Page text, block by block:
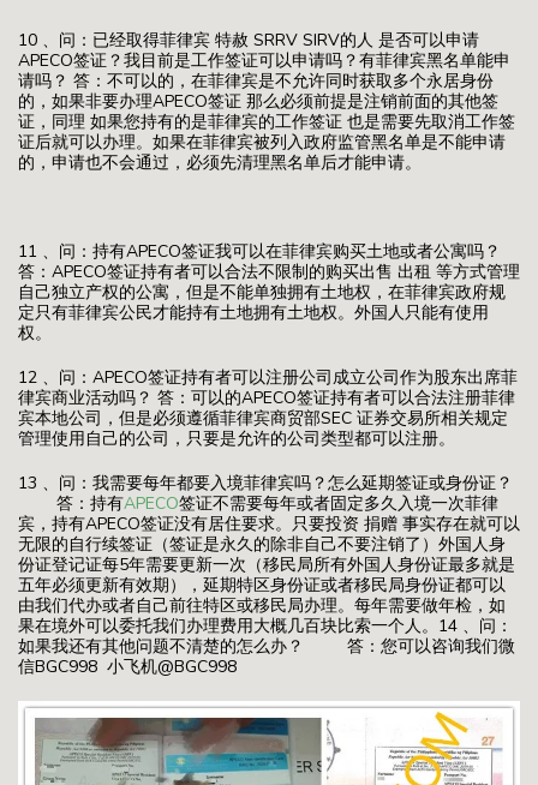
10 、问：已经取得菲律宾 特赦 SRRV SIRV的人 是否可以申请
APECO签证？我目前是工作签证可以申请吗？有菲律宾黑名单能申
请吗？ 答：不可以的，在菲律宾是不允许同时获取多个永居身份
的，如果非要办理APECO签证 那么必须前提是注销前面的其他签
证，同理 如果您持有的是菲律宾的工作签证 也是需要先取消工作签
证后就可以办理。如果在菲律宾被列入政府监管黑名单是不能申请
的，申请也不会通过，必须先清理黑名单后才能申请。
11 、问：持有APECO签证我可以在菲律宾购买土地或者公寓吗？
答：APECO签证持有者可以合法不限制的购买出售 出租 等方式管理
自己独立产权的公寓，但是不能单独拥有土地权，在菲律宾政府规
定只有菲律宾公民才能持有土地拥有土地权。外国人只能有使用
权。
12 、问：APECO签证持有者可以注册公司成立公司作为股东出席菲
律宾商业活动吗？ 答：可以的APECO签证持有者可以合法注册菲律
宾本地公司，但是必须遵循菲律宾商贸部SEC 证券交易所相关规定
管理使用自己的公司，只要是允许的公司类型都可以注册。
13 、问：我需要每年都要入境菲律宾吗？怎么延期签证或身份证？
答：持有APECO签证不需要每年或者固定多久入境一次菲律
宾，持有APECO签证没有居住要求。只要投资 捐赠 事实存在就可以
无限的自行续签证（签证是永久的除非自己不要注销了）外国人身
份证登记证每5年需要更新一次（移民局所有外国人身份证最多就是
五年必须更新有效期），延期特区身份证或者移民局身份证都可以
由我们代办或者自己前往特区或移民局办理。每年需要做年检，如
果在境外可以委托我们办理费用大概几百块比索一个人。14 、问：
如果我还有其他问题不清楚的怎么办？ 答：您可以咨询我们微
信BGC998 小飞机@BGC998